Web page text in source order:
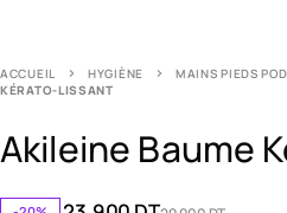
ACCUEIL HYGIÈNE MAINS PIEDS
KÉRATO-LISSANT
Akileine Baume